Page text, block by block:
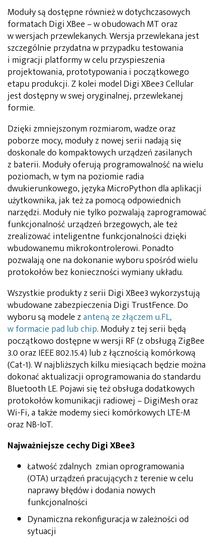
Moduły są dostępne również w dotychczasowych
formatach Digi XBee – w obudowach MT oraz
w wersjach przewlekanych. Wersja przewlekana jest
szczególnie przydatna w przypadku testowania
i migracji platformy w celu przyspieszenia
projektowania, prototypowania i początkowego
etapu produkcji. Z kolei model Digi XBee3 Cellular
jest dostępny w swej oryginalnej, przewlekanej
formie.
Dzięki zmniejszonym rozmiarom, wadze oraz
poborze mocy, moduły z nowej serii nadają się
doskonale do kompaktowych urządzeń zasilanych
z baterii. Moduły oferują programowalność na wielu
poziomach, w tym na poziomie radia
dwukierunkowego, języka MicroPython dla aplikacji
użytkownika, jak też za pomocą odpowiednich
narzędzi. Moduły nie tylko pozwalają zaprogramować
funkcjonalność urządzeń brzegowych, ale też
zrealizować inteligentne funkcjonalności dzięki
wbudowanemu mikrokontrolerowi. Ponadto
pozwalają one na dokonanie wyboru spośród wielu
protokołów bez konieczności wymiany układu.
Wszystkie produkty z serii Digi XBee3 wykorzystują
wbudowane zabezpieczenia Digi TrustFence. Do
wyboru są modele zanteną ze złączem u.FL,
w formacie pad lub chip. Moduły z tej serii będą
początkowo dostępne w wersji RF (z obsługą ZigBee
3.0 oraz IEEE 802.15.4) lub z łącznością komórkową
(Cat-1). W najbliższych kilku miesiącach będzie można
dokonać aktualizacji oprogramowania do standardu
Bluetooth LE. Pojawi się też obsługa dodatkowych
protokołów komunikacji radiowej – DigiMesh oraz
Wi-Fi, a także modemy sieci komórkowych LTE-M
oraz NB-IoT.
Najważniejsze cechy Digi XBee3
Łatwość zdalnych zmian oprogramowania
(OTA) urządzeń pracujących z terenie w celu
naprawy błędów i dodania nowych
funkcjonalności
Dynamiczna rekonfiguracja w zależności od
sytuacji